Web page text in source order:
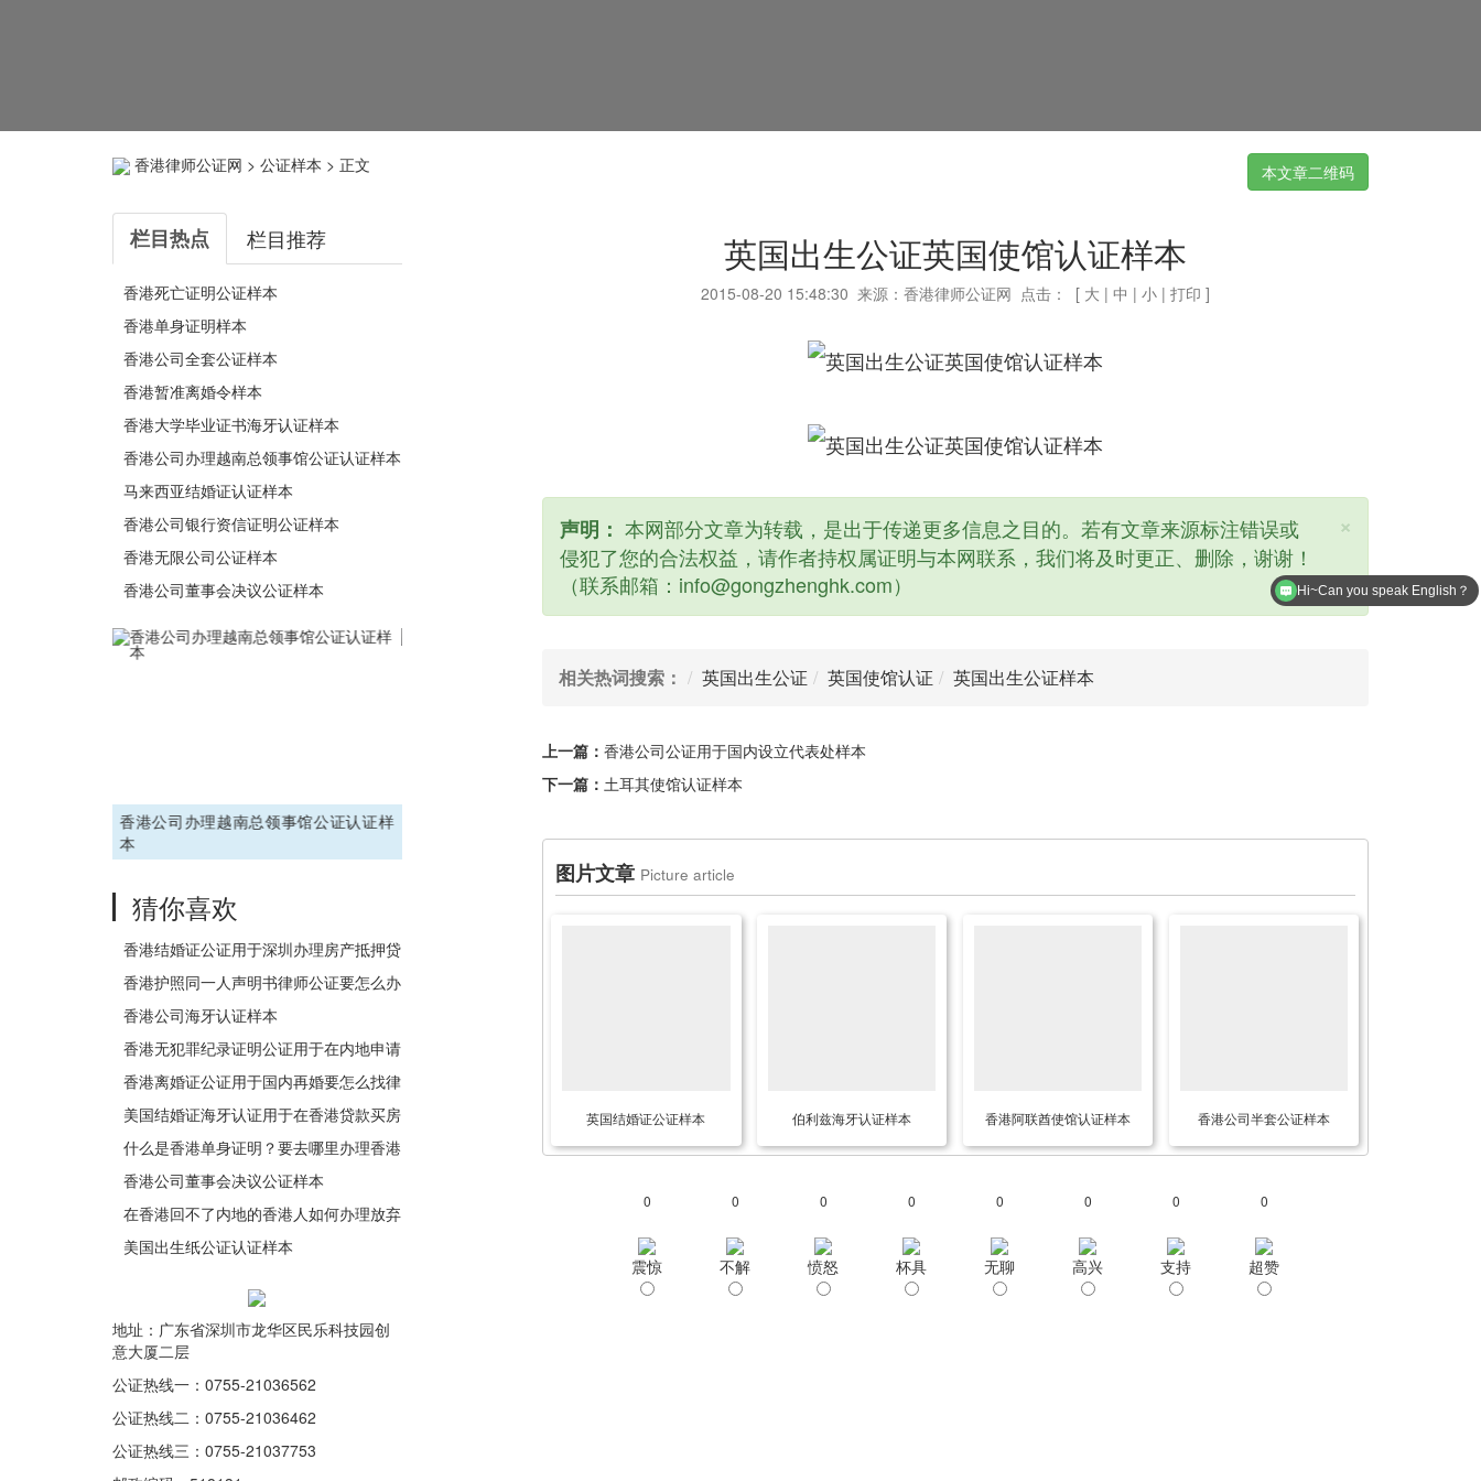
香港律师公证网 > 公证样本 > 正文 本文章二维码
栏目热点 栏目推荐
香港死亡证明公证样本
香港单身证明样本
香港公司全套公证样本
香港暂准离婚令样本
香港大学毕业证书海牙认证样本
香港公司办理越南总领事馆公证认证样本
马来西亚结婚证认证样本
香港公司银行资信证明公证样本
香港无限公司公证样本
香港公司董事会决议公证样本
越南总领事馆公证认证样 英国高中成绩单毕业证公证认证样本
猜你喜欢
香港结婚证公证用于深圳办理房产抵押贷
款流程是什么呢
香港护照同一人声明书律师公证要怎么办
理
香港公司海牙认证样本
香港无犯罪纪录证明公证用于在内地申请
从事律师职业之用
香港离婚证公证用于国内再婚要怎么找律
师办理加章转递手续呢？
美国结婚证海牙认证用于在香港贷款买房
要怎么办理呢？
什么是香港单身证明？要去哪里办理香港
单身证明呢？
香港公司董事会决议公证样本
在香港回不了内地的香港人如何办理放弃
遗产继承声明公证呢？
美国出生纸公证认证样本
地址：广东省深圳市龙华区民乐科技园创
意大厦二层
公证热线一：0755-21036562
公证热线二：0755-21036462
公证热线三：0755-21037753
英国出生公证英国使馆认证样本
2015-08-20 15:48:30 来源：香港律师公证网 点击： [ 大 | 中 | 小 | 打印 ]
×
声明： 本网部分文章为转载，是出于传递更多信息之目的。若有文章来源标注错误或
侵犯了您的合法权益，请作者持权属证明与本网联系，我们将及时更正、删除，谢谢！
（联系邮箱：info@gongzhenghk.com）
相关热词搜索： 英国出生公证 英国使馆认证 英国出生公证样本
上一篇： 香港公司公证用于国内设立代表处样本
下一篇： 土耳其使馆认证样本
图片文章 Picture article
英国结婚证公证样本 伯利兹海牙认证样本 香港阿联酋使馆认证样本 香港公司半套公证样本
0
震惊
0
不解
0
愤怒
0
杯具
0
无聊
0
高兴
0
支持
0
超赞
Hi~Can you speak English？